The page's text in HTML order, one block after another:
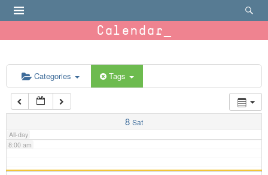
Calendar
Categories Tags
8 Sat
All-day
6:00 am
7:00 am
8:00 am